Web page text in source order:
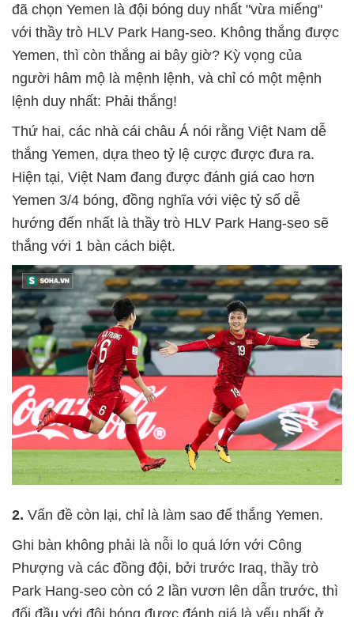
đã chọn Yemen là đội bóng duy nhất "vừa miếng"
với thầy trò HLV Park Hang-seo. Không thắng được
Yemen, thì còn thắng ai bây giờ? Kỳ vọng của
người hâm mộ là mệnh lệnh, và chỉ có một mệnh
lệnh duy nhất: Phải thắng!
Thứ hai, các nhà cái châu Á nói rằng Việt Nam dễ
thắng Yemen, dựa theo tỷ lệ cược được đưa ra.
Hiện tại, Việt Nam đang được đánh giá cao hơn
Yemen 3/4 bóng, đồng nghĩa với việc tỷ số dễ
hướng đến nhất là thầy trò HLV Park Hang-seo sẽ
thắng với 1 bàn cách biệt.
2. Vấn đề còn lại, chỉ là làm sao để thắng Yemen.
Ghi bàn không phải là nỗi lo quá lớn với Công
Phượng và các đồng đội, bởi trước Iraq, thầy trò
Park Hang-seo còn có 2 lần vươn lên dẫn trước, thì